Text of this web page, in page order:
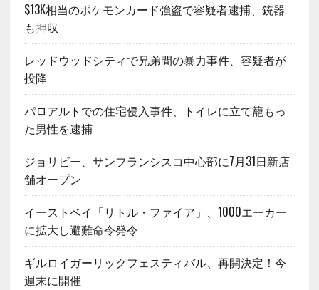
$13K相当のポケモンカード強盗で容疑者逮捕、銃器
も押収
レッドウッドシティで兄弟間の暴力事件、容疑者が
投降
パロアルトでの住宅侵入事件、トイレに立て籠もっ
た男性を逮捕
ジョリビー、サンフランシスコ中心部に7月31日新店
舗オープン
イーストベイ「リトル・ファイア」、1000エーカー
に拡大し避難命令発令
ギルロイガーリックフェスティバル、再開決定！今
週末に開催